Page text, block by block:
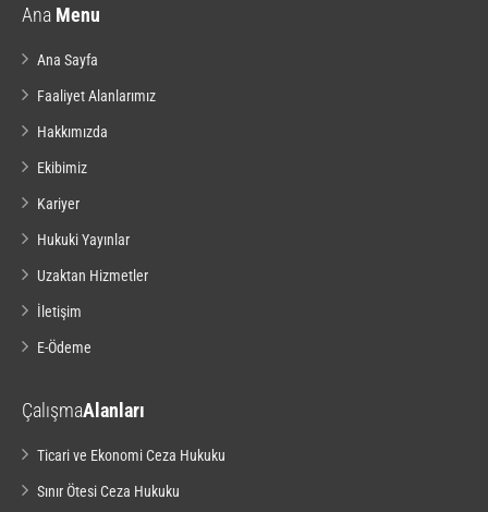
Ana Menu
Ana Sayfa
Faaliyet Alanlarımız
Hakkımızda
Ekibimiz
Kariyer
Hukuki Yayınlar
Uzaktan Hizmetler
İletişim
E-Ödeme
ÇalışmaAlanları
Ticari ve Ekonomi Ceza Hukuku
Sınır Ötesi Ceza Hukuku